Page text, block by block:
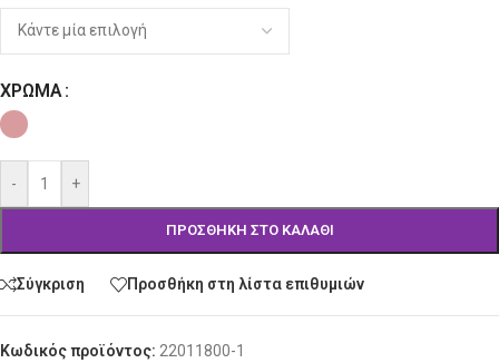
ΧΡΏΜΑ
- +
ΠΡΟΣΘΉΚΗ ΣΤΟ ΚΑΛΆΘΙ
Σύγκριση Προσθήκη στη λίστα επιθυμιών
Κωδικός προϊόντος: 22011800-1